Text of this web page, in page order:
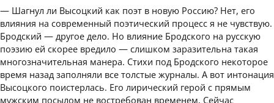
— Шагнул ли Высоцкий как поэт в новую Россию? Нет, его
влияния на современный поэтический процесс я не чувствую.
Бродский — другое дело. Но влияние Бродского на русскую
поэзию ей скорее вредило — слишком заразительна такая
многозначительная манера. Стихи под Бродского некоторое
время назад заполняли все толстые журналы. А вот интонация
Высоцкого поистерлась. Его лирический герой с прямым
мужским посылом не востребован временем. Сейчас